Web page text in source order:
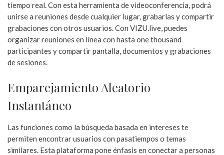
tiempo real. Con esta herramienta de videoconferencia, podrá
unirse a reuniones desde cualquier lugar, grabarlas y compartir
grabaciones con otros usuarios. Con VIZU.live, puedes
organizar reuniones en línea con hasta one thousand
participantes y compartir pantalla, documentos y grabaciones
de sesiones.
Emparejamiento Aleatorio
Instantáneo
Las funciones como la búsqueda basada en intereses te
permiten encontrar usuarios con pasatiempos o temas
similares. Esta plataforma pone énfasis en conectar a personas